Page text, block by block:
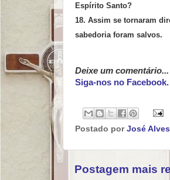
Espírito Santo?
18. Assim se tornaram
sabedoria foram salvos.
Deixe um comentário...
Siga-nos no
Postado por José Alves
Postagem mais